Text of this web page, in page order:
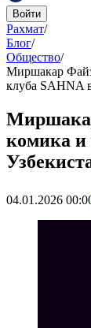
Войти
Рахмат/
Блог/
Общество/
Миршакар
клуба SAHNA
комика и
04.01.2026